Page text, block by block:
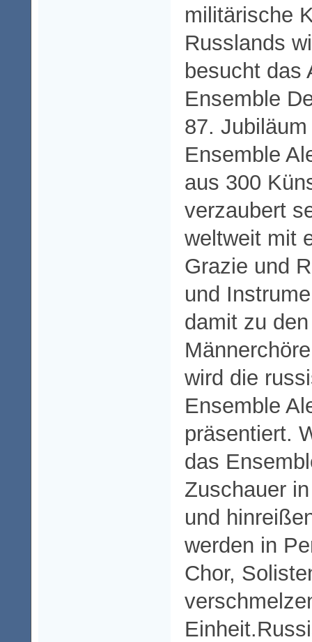
militärische
Russlands
besucht das
Ensemble
87.
Ensemble
aus 300
verzaubert
weltweit mit
Grazie und
und
damit zu
wird die
Ensemble
präsentiert.
das
Zuschauer
und
werden in
Chor,